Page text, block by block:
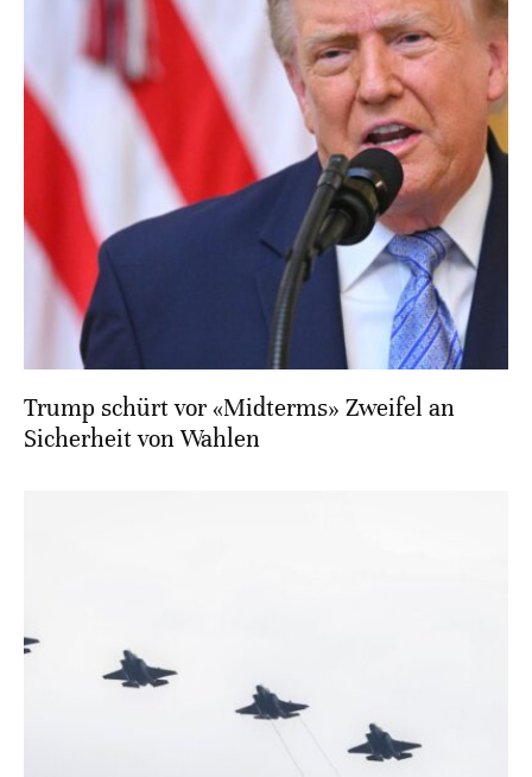
Trump schürt vor «Midterms» Zweifel an
Sicherheit von Wahlen